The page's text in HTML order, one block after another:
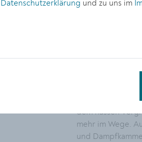
angenehme
dem nassen
mehr im Wege.
und
Datenschutzerklärung und zu uns im